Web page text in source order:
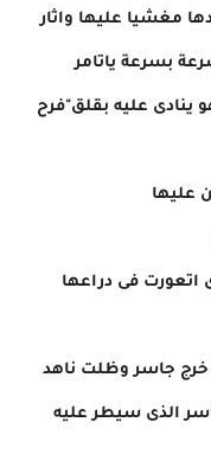
مغشيا عليها واثار
بسرعة ياتامر
عليه بقلق"فرح
عليها
اتعورت فى دراعها
جاسر وظلت ناهد
الذى سيطر عليه